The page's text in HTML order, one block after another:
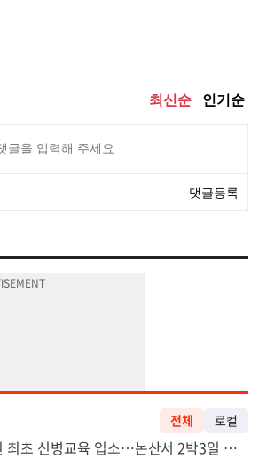
전체 로컬
천하람, 현역 의원 최초 신병교육 입소…논산서 2박3일 생활